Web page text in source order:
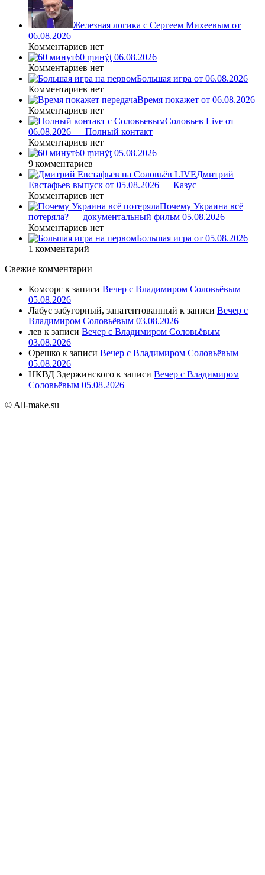
Железная логика с Сергеем Михеевым от
06.08.2026
Комментариев нет
60 ṃинẏƫ 06.08.2026
Комментариев нет
Большая игра от 06.08.2026
Комментариев нет
Время покажет от 06.08.2026
Комментариев нет
Соловьев Live от
06.08.2026 — Полный контакт
Комментариев нет
60 ṃинẏƫ 05.08.2026
9 комментариев
Дмитрий
Евстафьев выпуск от 05.08.2026 — Казус
Комментариев нет
Почему Украина всё
потеряла? — документальный фильм 05.08.2026
Комментариев нет
Большая игра от 05.08.2026
1 комментарий
Свежие комментарии
Комсорг к записи Вечер с Владимиром Соловьёвым
05.08.2026
Лабус забугорный, запатентованный к записи Вечер с
Владимиром Соловьёвым 03.08.2026
лев к записи Вечер с Владимиром Соловьёвым
03.08.2026
Орешко к записи Вечер с Владимиром Соловьёвым
05.08.2026
НКВД Здержинского к записи Вечер с Владимиром
Соловьёвым 05.08.2026
© All-make.su